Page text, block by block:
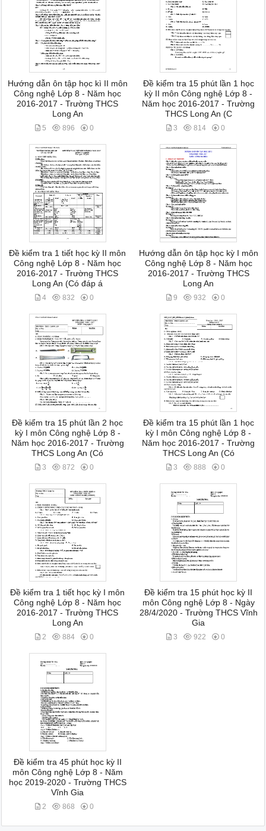
Hướng dẫn ôn tập học kì II môn
Công nghệ Lớp 8 - Năm học
2016-2017 - Trường THCS
Long An
5 896 0
Đề kiểm tra 15 phút lần 1 học
kỳ II môn Công nghệ Lớp 8 -
Năm học 2016-2017 - Trường
THCS Long An (C
3 814 0
Đề kiểm tra 1 tiết học kỳ II môn
Công nghệ Lớp 8 - Năm học
2016-2017 - Trường THCS
Long An (Có đáp á
4 832 0
Hướng dẫn ôn tập học kỳ I môn
Công nghệ Lớp 8 - Năm học
2016-2017 - Trường THCS
Long An
9 932 0
Đề kiểm tra 15 phút lần 2 học
kỳ I môn Công nghệ Lớp 8 -
Năm học 2016-2017 - Trường
THCS Long An (Có
3 872 0
Đề kiểm tra 15 phút lần 1 học
kỳ I môn Công nghệ Lớp 8 -
Năm học 2016-2017 - Trường
THCS Long An (Có
3 888 0
Đề kiểm tra 1 tiết học kỳ I môn
Công nghệ Lớp 8 - Năm học
2016-2017 - Trường THCS
Long An
2 884 0
Đề kiểm tra 15 phút học kỳ II
môn Công nghệ Lớp 8 - Ngày
28/4/2020 - Trường THCS Vĩnh
Gia
3 922 0
Đề kiểm tra 45 phút học kỳ II
môn Công nghệ Lớp 8 - Năm
học 2019-2020 - Trường THCS
Vĩnh Gia
2 868 0